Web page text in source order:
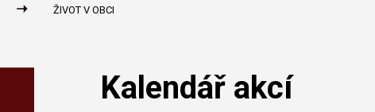
ŽIVOT V OBCI
Kalendář akcí